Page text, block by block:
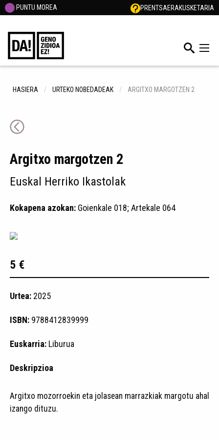
PUNTU MOREA PRENTSAERAKUSKETARIA
HASIERA URTEKO NOBEDADEAK ARGITXO MARGOTZEN 2
Argitxo margotzen 2
Euskal Herriko Ikastolak
Kokapena azokan: Goienkale 018; Artekale 064
5 €
Urtea: 2025
ISBN: 9788412839999
Euskarria: Liburua
Deskripzioa
Argitxo mozorroekin eta jolasean marrazkiak margotu ahal
izango dituzu.